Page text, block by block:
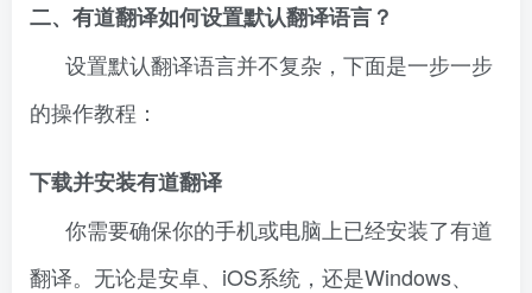
二、有道翻译如何设置默认翻译语言？
设置默认翻译语言并不复杂，下面是一步一步
的操作教程：
下载并安装有道翻译
你需要确保你的手机或电脑上已经安装了有道
翻译。无论是安卓、iOS系统，还是Windows、